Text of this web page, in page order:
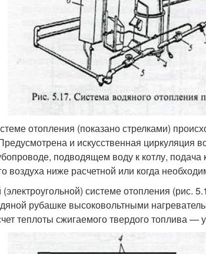
отопления (показано стрелками)
и искусственная циркуляция
подводящем воду к котлу, подача
воздуха ниже расчетной или когда
системе отопления (рис.
рубашке высоковольтными
теплоты сжигаемого твердого топлива —